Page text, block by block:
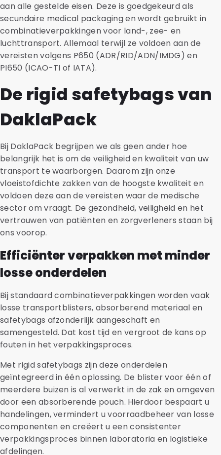
aan alle gestelde eisen. Deze is goedgekeurd als
secundaire medical packaging en wordt gebruikt in
combinatieverpakkingen voor land-, zee- en
luchttransport. Allemaal terwijl ze voldoen aan de
vereisten volgens P650 (ADR/RID/ADN/IMDG) en
PI650 (ICAO-TI of IATA).
De rigid safetybags van
DaklaPack
Bij DaklaPack begrijpen we als geen ander hoe
belangrijk het is om de veiligheid en kwaliteit van uw
transport te waarborgen. Daarom zijn onze
vloeistofdichte zakken van de hoogste kwaliteit en
voldoen deze aan de vereisten waar de medische
sector om vraagt. De gezondheid, veiligheid en het
vertrouwen van patiënten en zorgverleners staan bij
ons voorop.
Efficiënter verpakken met minder
losse onderdelen
Bij standaard combinatieverpakkingen worden vaak
losse transportblisters, absorberend materiaal en
safetybags afzonderlijk aangeschaft en
samengesteld. Dat kost tijd en vergroot de kans op
fouten in het verpakkingsproces.
Met rigid safetybags zijn deze onderdelen
geïntegreerd in één oplossing. De blister voor één of
meerdere buizen is al verwerkt in de zak en omgeven
door een absorberende pouch. Hierdoor bespaart u
handelingen, vermindert u voorraadbeheer van losse
componenten en creëert u een consistenter
verpakkingsproces binnen laboratoria en logistieke
afdelingen.